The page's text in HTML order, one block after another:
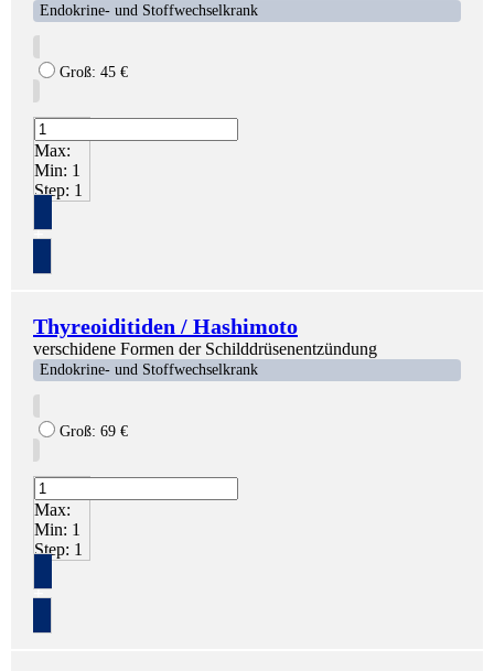
Endokrine- und Stoffwechselkrank
Groß: 45 €
Max:
Min: 1
Step: 1
+
Thyreoiditiden / Hashimoto
verschidene Formen der Schilddrüsenentzündung
Endokrine- und Stoffwechselkrank
Groß: 69 €
Max:
Min: 1
Step: 1
+